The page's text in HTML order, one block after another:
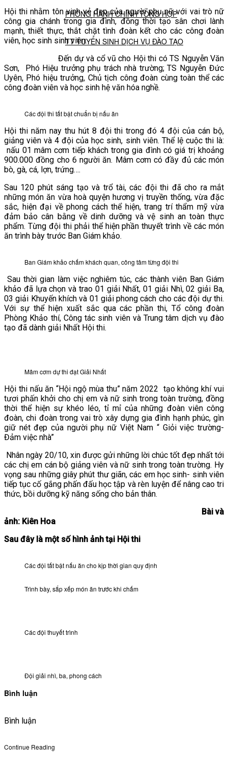
PHÒNG HÀNH CHÍNH TỔNG HỢP
TT TUYỂN SINH DỊCH VỤ ĐÀO TẠO
NGHIÊN CỨU KHOA HỌC
Hội thi nhằm tôn vinh vẻ đẹp của người phụ nữ với vai trò nữ
công gia chánh trong gia đình, đồng thời tạo sân chơi lành
mạnh, thiết thực, thắt chặt tình đoàn kết cho các công đoàn
viên, học sinh sinh viên.
Đến dự và cổ vũ cho Hội thi có TS Nguyễn Văn
Sơn, Phó Hiệu trưởng phụ trách nhà trường; TS Nguyễn Đức
Uyên, Phó hiệu trưởng, Chủ tịch công đoàn cùng toàn thể các
công đoàn viên và học sinh hệ văn hóa nghề.
Các đội thi tất bật chuẩn bị nấu ăn
Hội thi năm nay thu hút 8 đội thi trong đó 4 đội của cán bộ,
giảng viên và 4 đội của học sinh, sinh viên. Thể lệ cuộc thi là:
nấu 01 mâm cơm tiếp khách trong gia đình có giá trị khoảng
900.000 đồng cho 6 người ăn. Mâm cơm có đầy đủ các món
bò, gà, cá, lợn, trứng….
Sau 120 phút sáng tạo và trổ tài, các đội thi đã cho ra mắt
những món ăn vừa hoà quyện hương vị truyền thống, vừa đặc
sắc, hiện đại về phong cách thể hiện, trang trí thẩm mỹ vừa
đảm bảo cân bằng về dinh dưỡng và vệ sinh an toàn thực
phẩm. Từng đội thi phải thể hiện phần thuyết trình về các món
ăn trình bày trước Ban Giám khảo.
Ban Giám khảo chấm khách quan, công tâm từng đội thi
Sau thời gian làm việc nghiêm túc, các thành viên Ban Giám
khảo đã lựa chọn và trao 01 giải Nhất, 01 giải Nhì, 02 giải Ba,
03 giải Khuyến khích và 01 giải phong cách cho các đội dự thi.
Với sự thể hiện xuất sắc qua các phần thi, Tổ công đoàn
Phòng Khảo thí, Công tác sinh viên và Trung tâm dịch vụ đào
tạo đã dành giải Nhất Hội thi.
Mâm cơm dự thi đạt Giải Nhất
Hội thi nấu ăn “Hội ngộ mùa thu” năm 2022 tạo không khí vui
tươi phấn khởi cho chị em và nữ sinh trong toàn trường, đồng
thời thể hiện sự khéo léo, tỉ mỉ của những đoàn viên công
đoàn, chi đoàn trong vai trò xây dựng gia đình hạnh phúc, gìn
giữ nét đẹp của người phụ nữ Việt Nam “ Giỏi việc trường-
Đảm việc nhà”
Nhân ngày 20/10, xin được gửi những lời chúc tốt đẹp nhất tới
các chị em cán bộ giảng viên và nữ sinh trong toàn trường. Hy
vọng sau những giây phút thư giãn, các em học sinh- sinh viên
tiếp tục cố gắng phấn đấu học tập và rèn luyện để nâng cao tri
thức, bồi dưỡng kỹ năng sống cho bản thân.
Bài và
ảnh: Kiên Hoa
Sau đây là một số hình ảnh tại Hội thi
Các đội tất bật nấu ăn cho kịp thời gian quy định
Trình bày, sắp xếp món ăn trước khi chấm
Các đội thuyết trình
Đội giải nhì, ba, phong cách
Bình luận
Bình luận
Continue Reading